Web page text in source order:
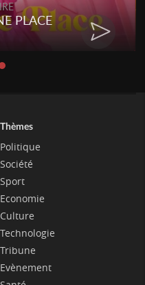
PLACE
Thèmes
Politique
Société
Sport
Economie
Culture
Technologie
Tribune
Evènement